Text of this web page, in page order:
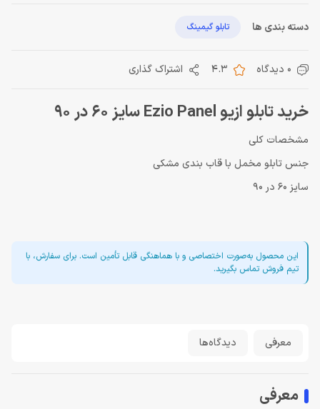
دسته بندی ها تابلو گیمینگ
0 دیدگاه 4.3 اشتراک گذاری
خرید تابلو ازیو Ezio Panel سایز 60 در 90
مشخصات کلی
جنس تابلو مخمل با قاب بندی مشکی
سایز 60 در 90
این محصول به‌صورت اختصاصی و با هماهنگی قابل تأمین است. برای سفارش، با
تیم فروش تماس بگیرید.
معرفی دیدگاه‌ها
معرفی